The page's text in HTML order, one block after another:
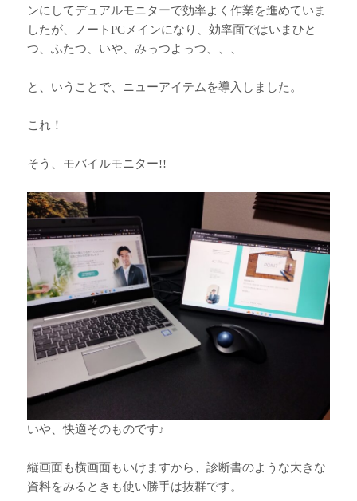
ンにしてデュアルモニターで効率よく作業を進めていま
したが、ノートPCメインになり、効率面ではいまひと
つ、ふたつ、いや、みっつよっつ、、、
と、いうことで、ニューアイテムを導入しました。
これ！
そう、モバイルモニター!!
いや、快適そのものです♪
縦画面も横画面もいけますから、診断書のような大きな
資料をみるときも使い勝手は抜群です。